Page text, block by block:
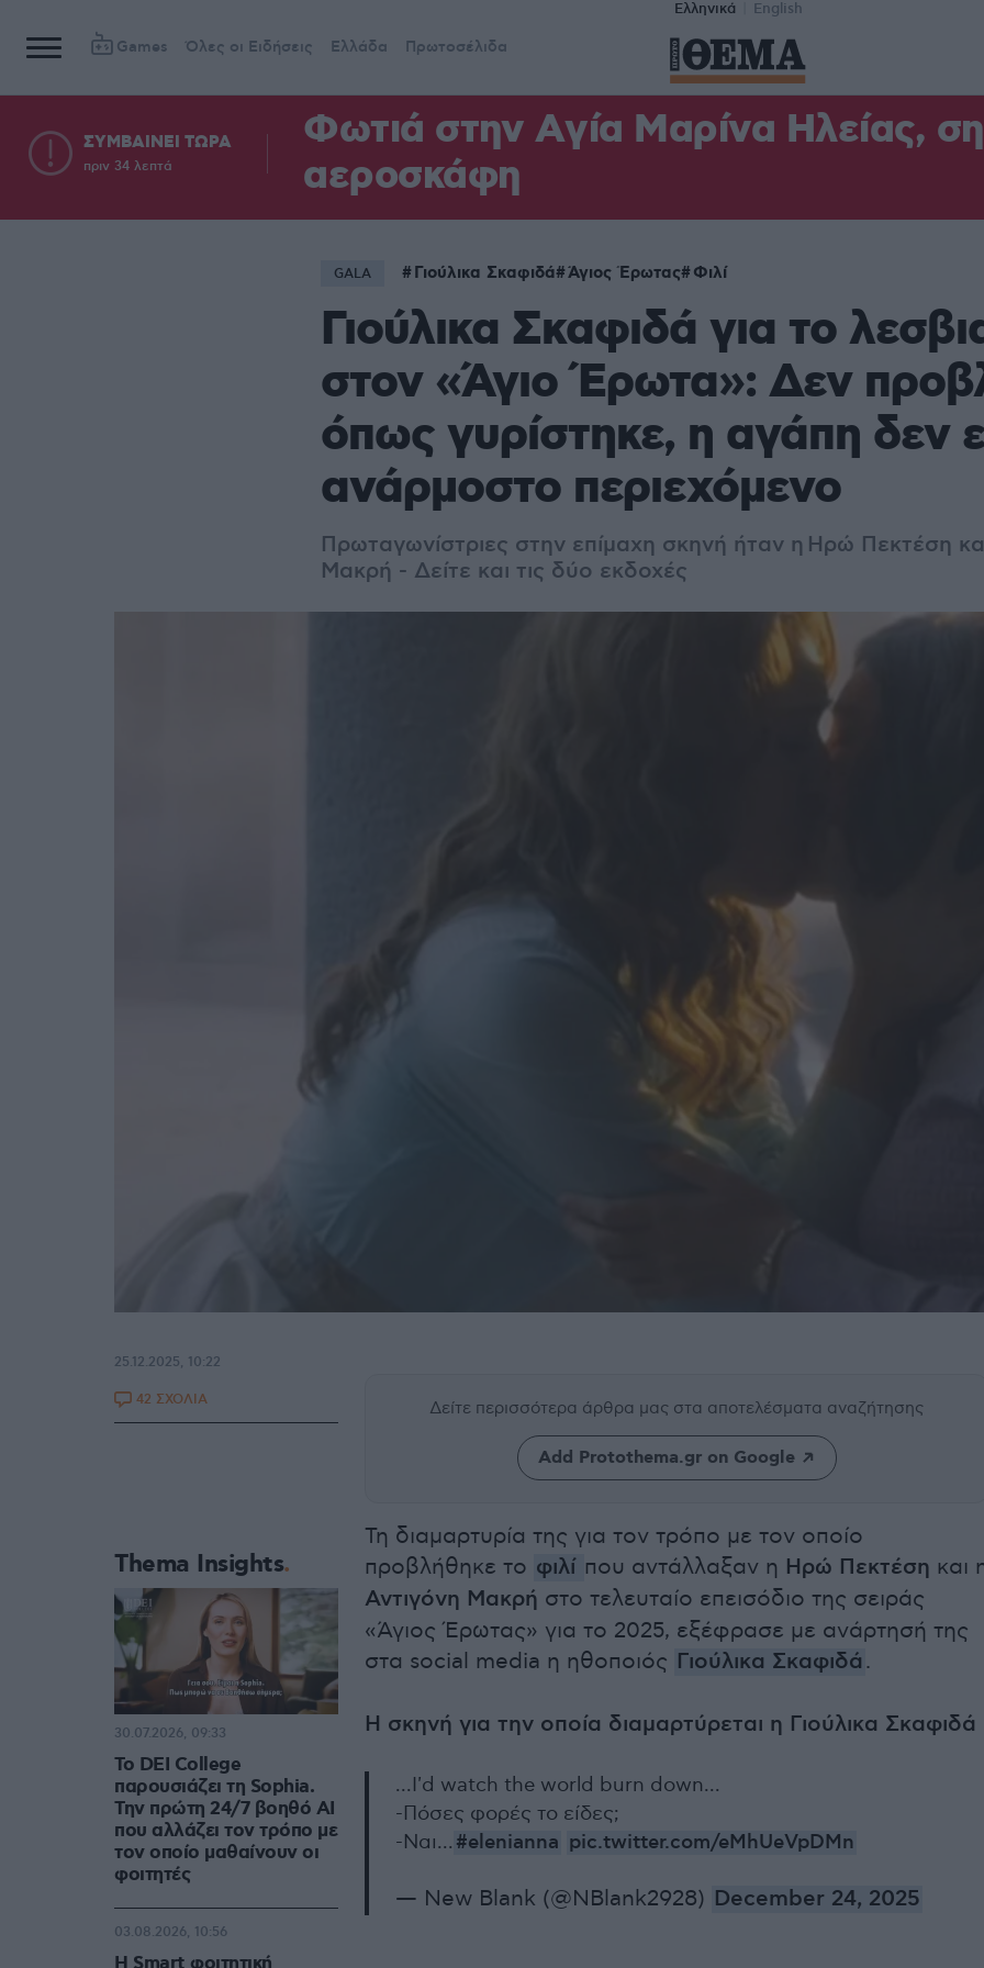
Ελληνικά English
Games Όλες οι Ειδήσεις Ελλάδα Πρωτοσέλιδα
ΣΥΜΒΑΙΝΕΙ ΤΩΡΑ
πριν 34 λεπτά
Φωτιά στην Aγία Μαρίνα Ηλείας,
αεροσκάφη
GALA Γιούλικα Σκαφιδά Άγιος Έρωτας Φιλί
Γιούλικα Σκαφιδά για το
στον «Άγιο Έρωτα»: Δεν
όπως γυρίστηκε, η αγάπη δεν
ανάρμοστο περιεχόμενο
Πρωταγωνίστριες στην επίμαχη σκηνή ήταν η Ηρώ Πεκτέση
Μακρή - Δείτε και τις δύο εκδοχές
Δείτε περισσότερα άρθρα μας στα αποτελέσματα αναζήτησης
Add Protothema.gr on Google
Τη διαμαρτυρία της για τον τρόπο με τον οποίο
προβλήθηκε το φιλί που αντάλλαξαν η Ηρώ Πεκτέση και
Αντιγόνη Μακρή στο τελευταίο επεισόδιο της σειράς
«Άγιος Έρωτας» για το 2025, εξέφρασε με ανάρτησή της
στα social media η ηθοποιός Γιούλικα Σκαφιδά .
Η σκηνή για την οποία διαμαρτύρεται η Γιούλικα Σκαφιδά
...I'd watch the world burn down...
-Πόσες φορές το είδες;
-Ναι... #elenianna pic.twitter.com/eMhUeVpDMn
— New Blank (@NBlank2928) December 24, 2025
25.12.2025, 10:22
42 ΣΧΟΛΙΑ
Thema Insights
Το DEI College
παρουσιάζει τη Sophia.
Την πρώτη 24/7 βοηθό AI
που αλλάζει τον τρόπο με
τον οποίο μαθαίνουν οι
φοιτητές
30.07.2026, 09:33
03.08.2026, 10:56